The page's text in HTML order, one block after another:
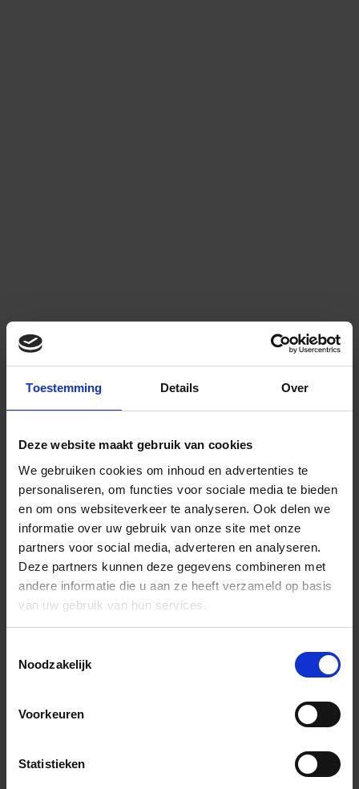
Toestemming Details Over
Deze website maakt gebruik van cookies
We gebruiken cookies om inhoud en advertenties te
personaliseren, om functies voor sociale media te bieden
en om ons websiteverkeer te analyseren. Ook delen we
informatie over uw gebruik van onze site met onze
partners voor social media, adverteren en analyseren.
Deze partners kunnen deze gegevens combineren met
andere informatie die u aan ze heeft verzameld op basis
van uw gebruik van hun services.
Noodzakelijk
Voorkeuren
Statistieken